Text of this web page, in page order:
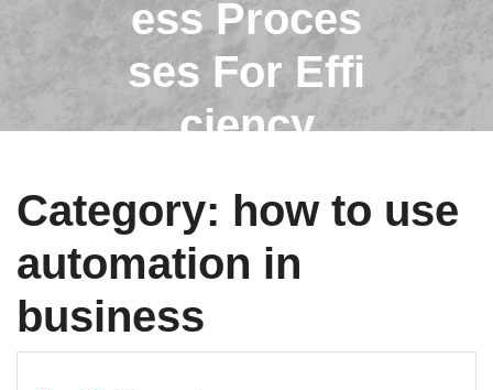
ess Proces
ses For Effi
ciency
Category: how to use
automation in
business